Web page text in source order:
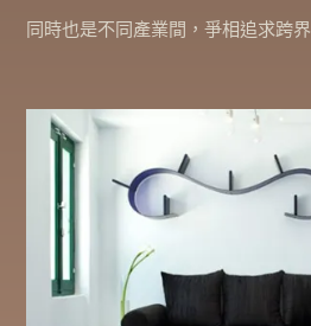
同時也是不同產業間，爭相追求跨